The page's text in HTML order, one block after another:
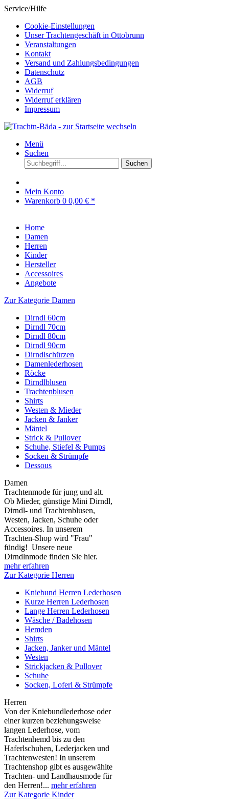
Service/Hilfe
Cookie-Einstellungen
Unser Trachtengeschäft in Ottobrunn
Veranstaltungen
Kontakt
Versand und Zahlungsbedingungen
Datenschutz
AGB
Widerruf
Widerruf erklären
Impressum
Menü
Suchen
Suchen
Mein Konto
Warenkorb 0 0,00 € *
Home
Damen
Herren
Kinder
Hersteller
Accessoires
Angebote
Zur Kategorie Damen
Dirndl 60cm
Dirndl 70cm
Dirndl 80cm
Dirndl 90cm
Dirndlschürzen
Damenlederhosen
Röcke
Dirndlblusen
Trachtenblusen
Shirts
Westen & Mieder
Jacken & Janker
Mäntel
Strick & Pullover
Schuhe, Stiefel & Pumps
Socken & Strümpfe
Dessous
Damen
Trachtenmode für jung und alt.
Ob Mieder, günstige Mini Dirndl,
Dirndl- und Trachtenblusen,
Westen, Jacken, Schuhe oder
Accessoires. In unserem
Trachten-Shop wird "Frau"
fündig! Unsere neue
Dirndlnmode finden Sie hier.
mehr erfahren
Zur Kategorie Herren
Kniebund Herren Lederhosen
Kurze Herren Lederhosen
Lange Herren Lederhosen
Wäsche / Badehosen
Hemden
Shirts
Jacken, Janker und Mäntel
Westen
Strickjacken & Pullover
Schuhe
Socken, Loferl & Strümpfe
Herren
Von der Kniebundlederhose oder
einer kurzen beziehungsweise
langen Lederhose, vom
Trachtenhemd bis zu den
Haferlschuhen, Lederjacken und
Trachtenwesten! In unserem
Trachtenshop gibt es ausgewählte
Trachten- und Landhausmode für
den Herren!... mehr erfahren
Zur Kategorie Kinder